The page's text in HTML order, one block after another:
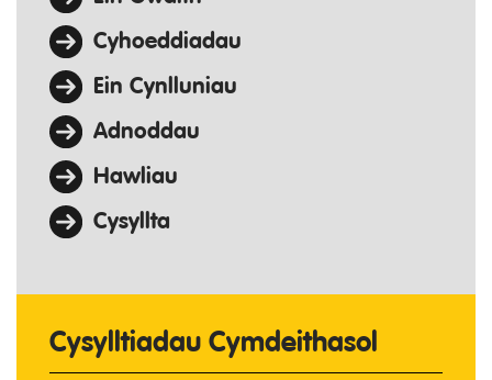
Cyhoeddiadau
Ein Cynlluniau
Adnoddau
Hawliau
Cysyllta
Cysylltiadau Cymdeithasol